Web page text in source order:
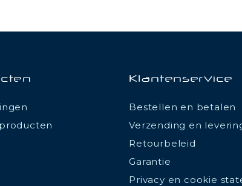
Klantenservice
Bestellen en betalen
Verzending en
Retourbeleid
Garantie
Privacy en cookie